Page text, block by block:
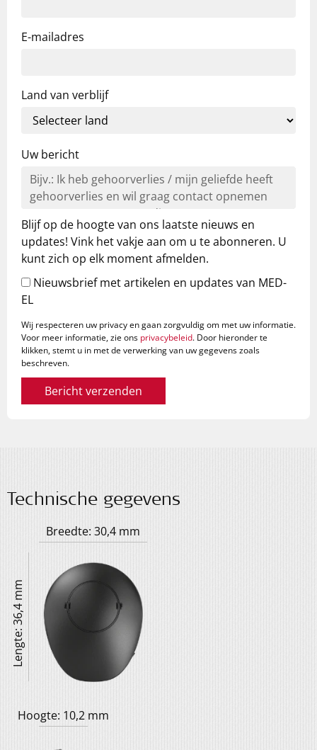
E-mailadres
Land van verblijf
Uw bericht
Blijf op de hoogte van ons laatste nieuws en
updates! Vink het vakje aan om u te abonneren. U
kunt zich op elk moment afmelden.
Nieuwsbrief met artikelen en updates van MED-
EL
Wij respecteren uw privacy en gaan zorgvuldig om met uw informatie.
Voor meer informatie, zie ons privacybeleid. Door hieronder te
klikken, stemt u in met de verwerking van uw gegevens zoals
beschreven.
Bericht verzenden
Technische gegevens
Breedte: 30,4 mm
Lengte: 36,4 mm
Hoogte: 10,2 mm